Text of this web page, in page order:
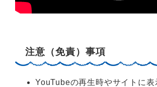
注意（免責）事項
YouTubeの再生時やサイトに表